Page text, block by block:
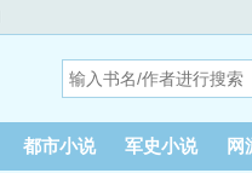
都市小说 军史小说 网